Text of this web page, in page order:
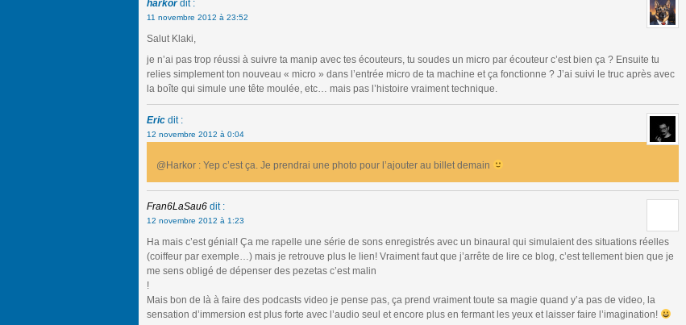
harkor dit :
11 novembre 2012 à 23:52
Salut Klaki,
je n’ai pas trop réussi à suivre ta manip avec tes écouteurs, tu soudes un micro par écouteur c’est bien ça ? Ensuite tu
relies simplement ton nouveau « micro » dans l’entrée micro de ta machine et ça fonctionne ? J’ai suivi le truc après avec
la boîte qui simule une tête moulée, etc… mais pas l’histoire vraiment technique.
Eric dit :
12 novembre 2012 à 0:04
@Harkor : Yep c’est ça. Je prendrai une photo pour l’ajouter au billet demain
Fran6LaSau6 dit :
12 novembre 2012 à 1:23
Ha mais c’est génial! Ça me rapelle une série de sons enregistrés avec un binaural qui simulaient des situations réelles
(coiffeur par exemple…) mais je retrouve plus le lien! Vraiment faut que j’arrête de lire ce blog, c’est tellement bien que je
me sens obligé de dépenser des pezetas c’est malin
!
Mais bon de là à faire des podcasts video je pense pas, ça prend vraiment toute sa magie quand y’a pas de video, la
sensation d’immersion est plus forte avec l’audio seul et encore plus en fermant les yeux et laisser faire l’imagination!